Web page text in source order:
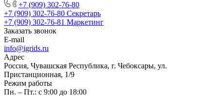
+7 (909) 302-76-80
+7 (909) 302-76-80 Секретарь
+7 (909) 302-76-81 Маркетинг
Заказать звонок
E-mail
info@igrids.ru
Адрес
Россия, Чувашская Республика, г. Чебоксары, ул.
Пристанционная, 1/9
Режим работы
Пн. – Пт.: с 9:00 до 18:00